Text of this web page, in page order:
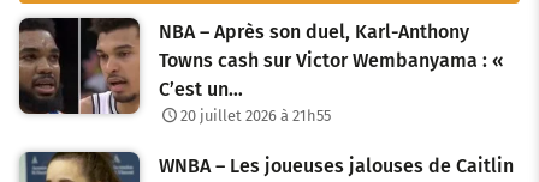
NBA – Après son duel, Karl-Anthony
Towns cash sur Victor Wembanyama : «
C’est un…
20 juillet 2026 à 21h55
WNBA – Les joueuses jalouses de Caitlin